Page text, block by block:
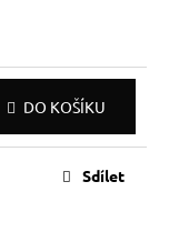
DO KOŠÍKU
Sdílet